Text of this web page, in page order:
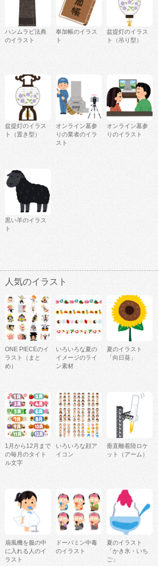
ハンムラビ法典
のイラスト
奉加帳のイラス
ト
盆提灯のイラス
ト（吊り型）
盆提灯のイラス
ト（置き型）
オンライン墓参
りの業者のイラ
スト
オンライン墓参
りのイラスト
黒い羊のイラス
ト
人気のイラスト
ONE PIECEのイ
ラスト（まと
め）
いろいろな夏の
イメージのライ
ン素材
夏のイラスト
「向日葵」
1月から12月まで
の毎月のタイト
ル文字
いろいろな顔ア
イコン
垂直離着陸ロケ
ット（アーム）
扇風機を服の中
に入れる人のイ
ラスト
ドーパミン中毒
のイラスト
夏のイラスト
「かき氷・いち
ご」